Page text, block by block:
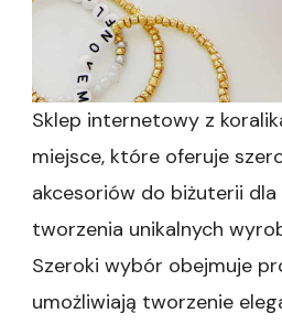
Sklep internetowy z
miejsce, które oferuje
akcesoriów do biżuterii
tworzenia unikalnych
Szeroki wybór obejmuje
umożliwiają tworzenie